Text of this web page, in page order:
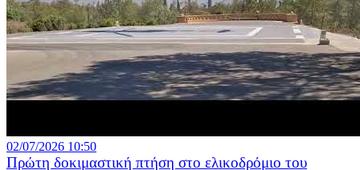
02/07/2026 10:50
Πρώτη δοκιμαστική πτήση στο ελικοδρόμιο του